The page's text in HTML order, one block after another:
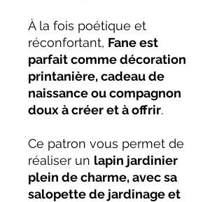
À la fois poétique et
réconfortant, Fane est
parfait comme décoration
printanière, cadeau de
naissance ou compagnon
doux à créer et à offrir.
Ce patron vous permet de
réaliser un lapin jardinier
plein de charme, avec sa
salopette de jardinage et